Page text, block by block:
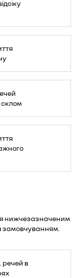
склом
нижчезазначеним
замовчуванням.
речей в